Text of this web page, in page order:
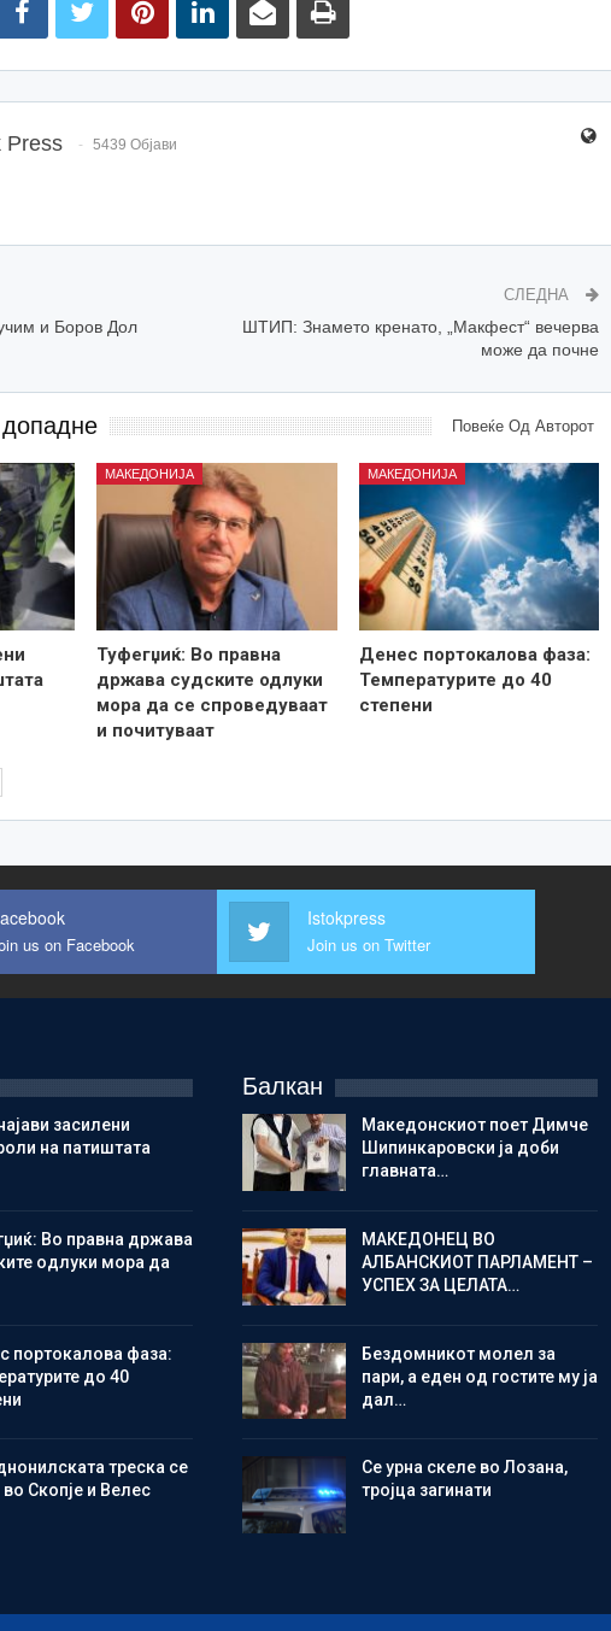
Press 5439 Објави
и Боров Дол
СЛЕДНА
ШТИП: Знамето кренато, „Макфест“ вечерва
може да почне
Повеќе Од Авторот
МАКЕДОНИЈА
Туфегџиќ: Во правна
држава судските одлуки
мора да се спроведуваат
и почитуваат
МАКЕДОНИЈА
Денес портокалова фаза:
Температурите до 40
степени
us on Facebook
Istokpress
Join us on Twitter
засилени
на патиштата
Во правна држава
одлуки мора да
портокалова фаза:
до 40
треска се
Скопје и Велес
Балкан
Македонскиот поет Димче
Шипинкаровски ја доби
главната…
МАКЕДОНЕЦ ВО
АЛБАНСКИОТ ПАРЛАМЕНТ –
УСПЕХ ЗА ЦЕЛАТА…
Бездомникот молел за
пари, а еден од гостите му ја
дал…
Се урна скеле во Лозана,
тројца загинати